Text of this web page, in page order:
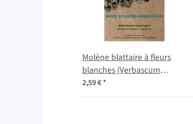
Molène blattaire à fleurs
blanches (Verbascum
blattaria f. albiflorum) graines
2,59 €*